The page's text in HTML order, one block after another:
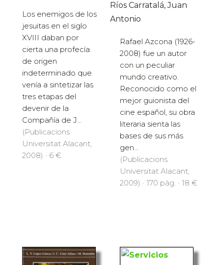
Los enemigos de los
jesuitas en el siglo
XVIII daban por
cierta una profecía
de origen
indeterminado que
venía a sintetizar las
tres etapas del
devenir de la
Compañía de J...
(Publicacions
Universitat Alacant,
2008) · 6 €
Ríos Carratalá, Juan
Antonio
Rafael Azcona (1926-
2008) fue un autor
con un peculiar
mundo creativo.
Reconocido como el
mejor guionista del
cine español, su obra
literaria sienta las
bases de sus más
gen...
(Publicacions
Universitat Alacant,
2009) · 170 pàg. · 18 €